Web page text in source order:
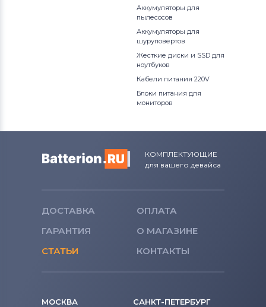
Аккумуляторы для
пылесосов
Аккумуляторы для
шуруповертов
Жесткие диски и SSD для
ноутбуков
Кабели питания 220V
Блоки питания для
мониторов
КОМПЛЕКТУЮЩИЕ
для вашего девайса
ДОСТАВКА
ОПЛАТА
ГАРАНТИЯ
О МАГАЗИНЕ
СТАТЬИ
КОНТАКТЫ
МОСКВА САНКТ-ПЕТЕРБУРГ